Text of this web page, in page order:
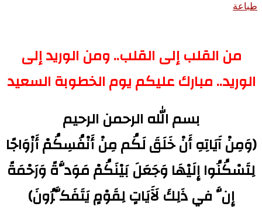
طباعة
من القلب إلى القلب.. ومن الوريد إلى
الوريد.. مبارك عليكم يوم الخطوبة السعيد
بسم الله الرحمن الرحيم
(وَمِنْ آَيَاتِهِ أَنْ خَلَقَ لَكُم مِنْ أَنْفُسِكُمْ أَزْوَاجًا
لِتَسْكُنُوا إِلَيْهَا وَجَعَلَ بَيْنَكُمْ مَوَدَّةً وَرَحْمَةً
إِنَّ في ذَلِكَ لَآَيَاتٍ لِقَوْمٍ يَتَفَكَّرُونَ)